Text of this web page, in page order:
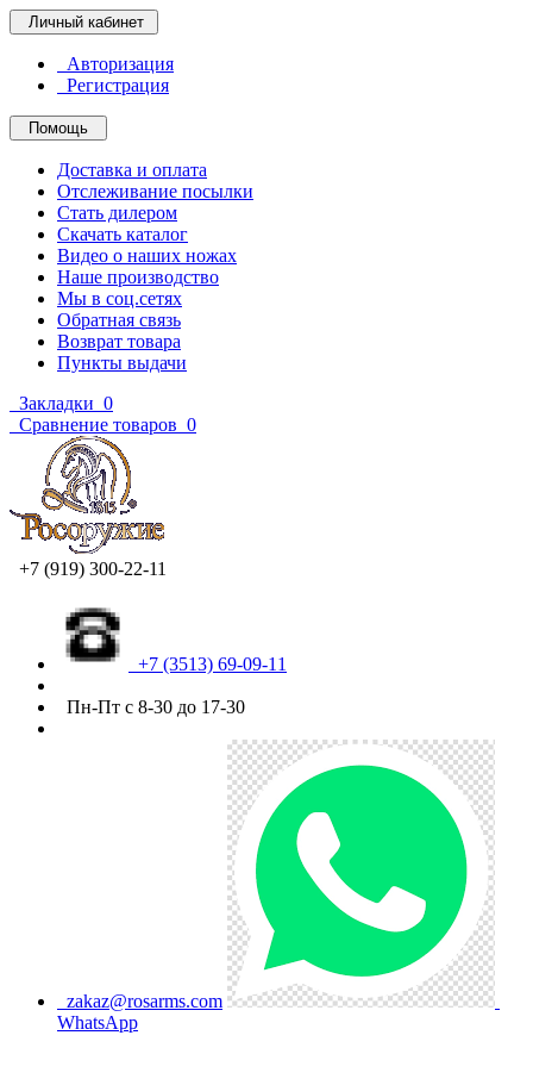
Личный кабинет
Авторизация
Регистрация
Помощь
Доставка и оплата
Отслеживание посылки
Стать дилером
Скачать каталог
Видео о наших ножах
Наше производство
Мы в соц.сетях
Обратная связь
Возврат товара
Пункты выдачи
Закладки 0
Сравнение товаров 0
+7 (919) 300-22-11
+7 (3513) 69-09-11
Пн-Пт с 8-30 до 17-30
zakaz@rosarms.com
WhatsApp